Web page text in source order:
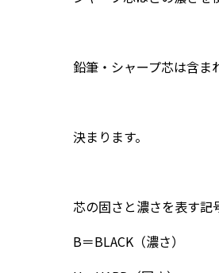
鉛筆・シャープ芯は含ま
決まります。
芯の固さと濃さを表す記
B＝BLACK（濃さ）